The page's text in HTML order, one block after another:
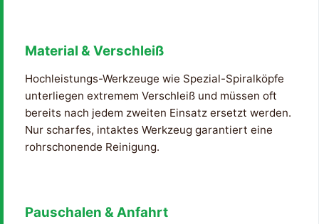
Material & Verschleiß
Hochleistungs-Werkzeuge wie Spezial-Spiralköpfe
unterliegen extremem Verschleiß und müssen oft
bereits nach jedem zweiten Einsatz ersetzt werden.
Nur scharfes, intaktes Werkzeug garantiert eine
rohrschonende Reinigung.
Pauschalen & Anfahrt